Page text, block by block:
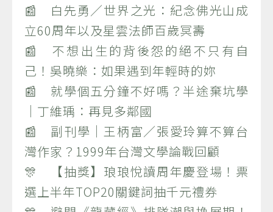
📰 白先勇／世界之光：紀念佛光山成
立60周年以及星雲法師百歲冥壽
📰 不想出生的背後怨的絕不只有自
己！吳曉樂：如果遇到年輕時的妳
📰 就學個五分鐘不好嗎？半途棄坑學
｜丁維瑀：再見多鄰國
📰 副刊學｜王柄富／張愛玲算不算台
灣作家？1999年台灣文學論戰回顧
🎊 【抽獎】琅琅悅讀周年慶登場！票
選上半年TOP20關鍵詞抽千元禮券